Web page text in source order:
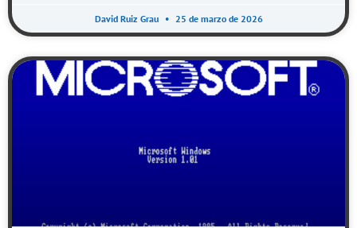
David Ruiz Grau 25 de marzo de 2026